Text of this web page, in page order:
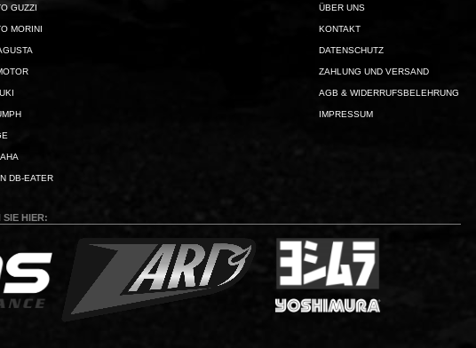
GUZZI
MORINI
DB-EATER
ÜBER UNS
KONTAKT
DATENSCHUTZ
ZAHLUNG UND VERSAND
AGB & WIDERRUFSBELEHRUNG
IMPRESSUM
SIE HIER: